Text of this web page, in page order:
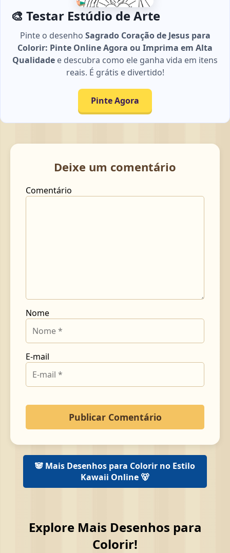
🎨 Testar Estúdio de Arte
Pinte o desenho Sagrado Coração de Jesus para
Colorir: Pinte Online Agora ou Imprima em Alta
Qualidade e descubra como ele ganha vida em itens
reais. É grátis e divertido!
Pinte Agora
Deixe um comentário
Comentário
Nome
E-mail
🐼 Mais Desenhos para Colorir no Estilo
Kawaii Online 🐻
Explore Mais Desenhos para
Colorir!